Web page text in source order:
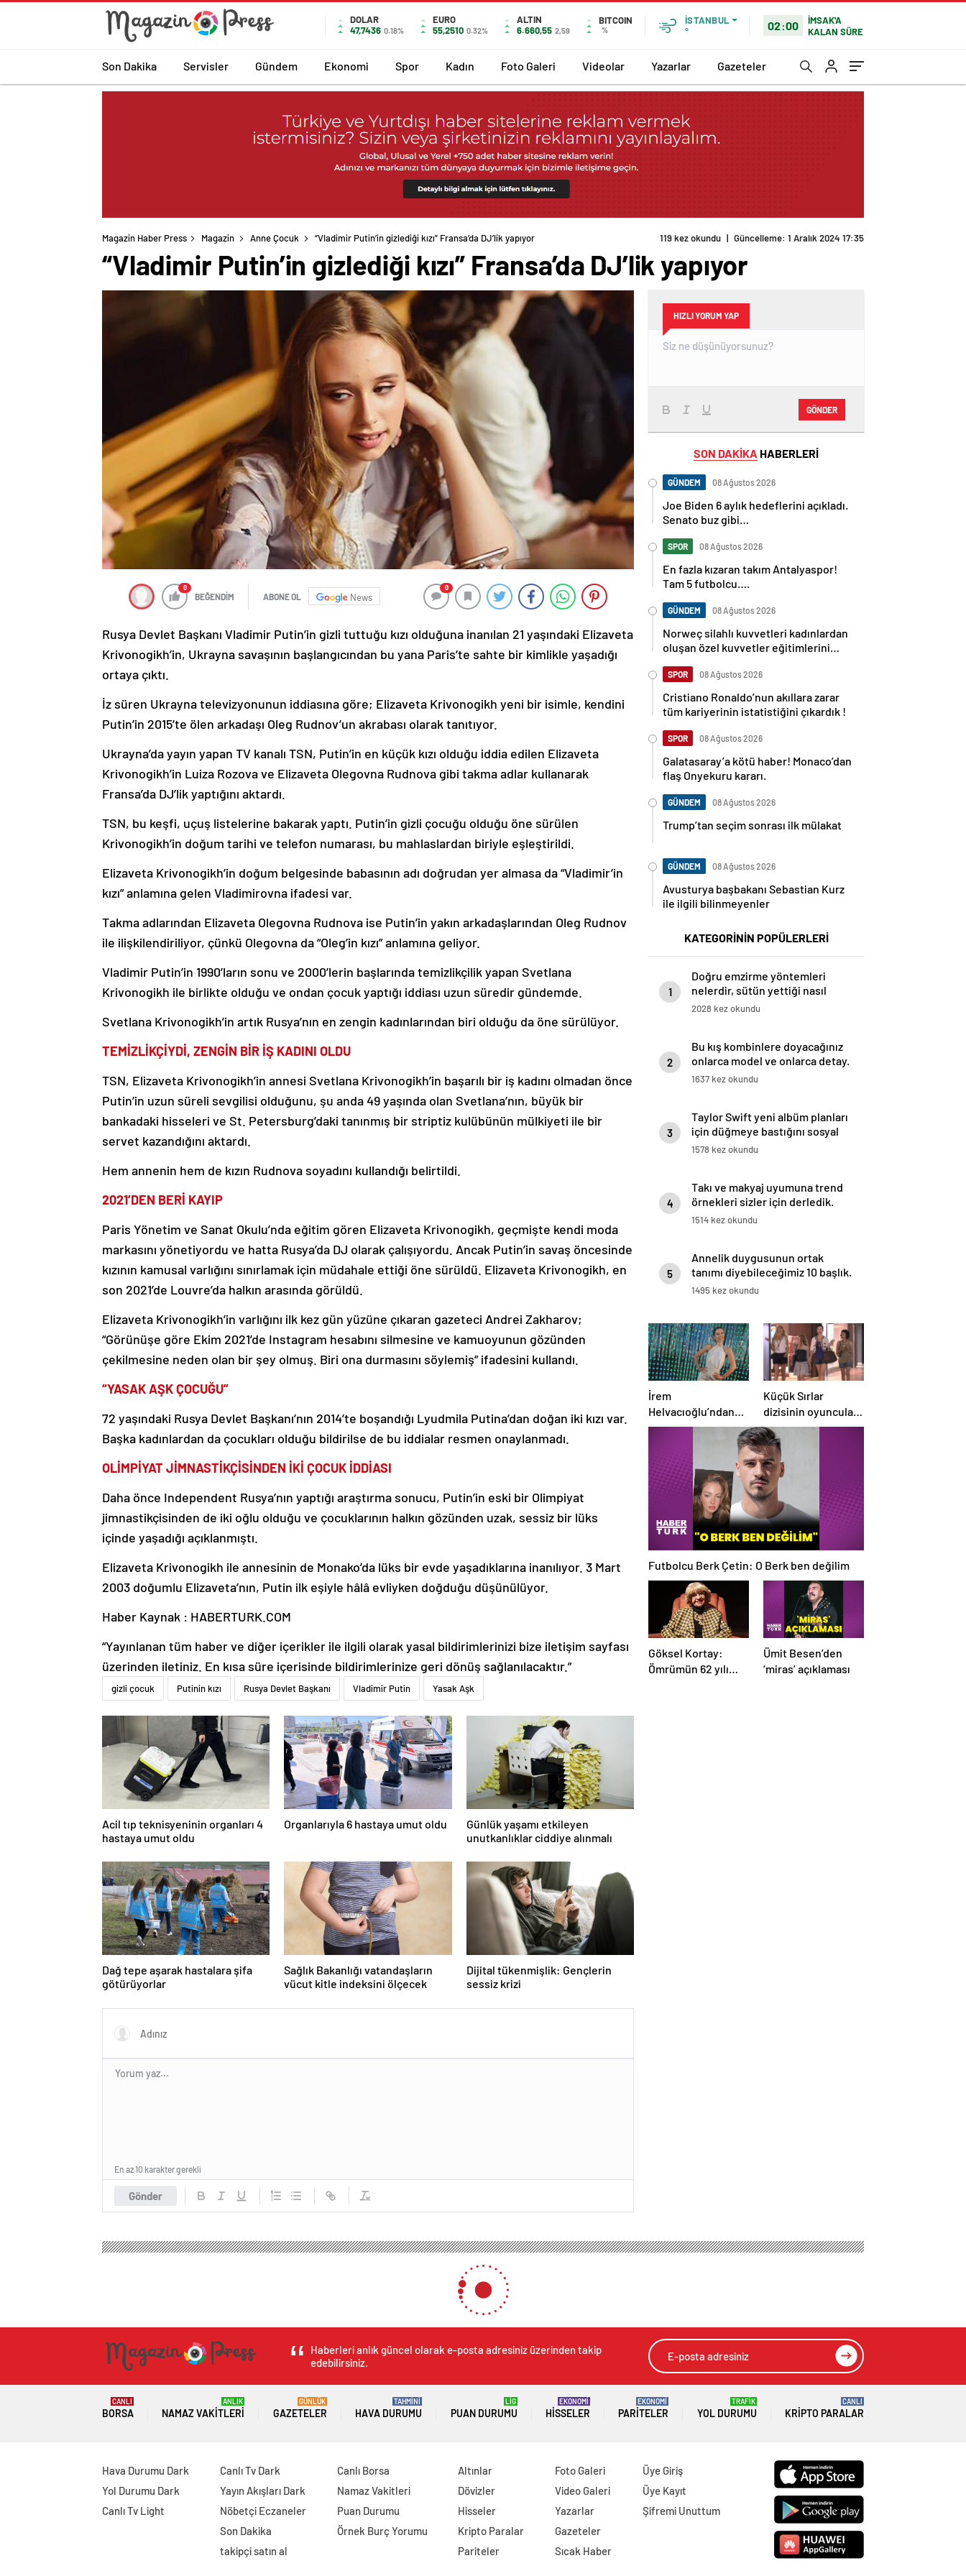
DOLAR
47,7436 0.18%
EURO
55,2510 0.32%
ALTIN
6.660,55 2,59
BITCOIN
%
İSTANBUL
°
02:00
İMSAK'A
KALAN SÜRE
Son Dakika Servisler Gündem Ekonomi Spor Kadın Foto Galeri Videolar Yazarlar Gazeteler
Magazin Haber Press Magazin Anne Çocuk “Vladimir Putin’in gizlediği kızı” Fransa’da DJ’lik yapıyor
“Vladimir Putin’in gizlediği kızı” Fransa’da DJ’lik yapıyor
0
BEĞENDİM ABONE OL News
0
Rusya Devlet Başkanı Vladimir Putin’in gizli tuttuğu kızı olduğuna inanılan 21 yaşındaki Elizaveta
Krivonogikh’in, Ukrayna savaşının başlangıcından bu yana Paris’te sahte bir kimlikle yaşadığı
ortaya çıktı.
İz süren Ukrayna televizyonunun iddiasına göre; Elizaveta Krivonogikh yeni bir isimle, kendini
Putin’in 2015’te ölen arkadaşı Oleg Rudnov’un akrabası olarak tanıtıyor.
Ukrayna’da yayın yapan TV kanalı TSN, Putin’in en küçük kızı olduğu iddia edilen Elizaveta
Krivonogikh’in Luiza Rozova ve Elizaveta Olegovna Rudnova gibi takma adlar kullanarak
Fransa’da DJ’lik yaptığını aktardı.
TSN, bu keşfi, uçuş listelerine bakarak yaptı. Putin’in gizli çocuğu olduğu öne sürülen
Krivonogikh’in doğum tarihi ve telefon numarası, bu mahlaslardan biriyle eşleştirildi.
Elizaveta Krivonogikh’in doğum belgesinde babasının adı doğrudan yer almasa da “Vladimir’in
kızı” anlamına gelen Vladimirovna ifadesi var.
Takma adlarından Elizaveta Olegovna Rudnova ise Putin’in yakın arkadaşlarından Oleg Rudnov
ile ilişkilendiriliyor, çünkü Olegovna da “Oleg’in kızı” anlamına geliyor.
Vladimir Putin’in 1990’ların sonu ve 2000’lerin başlarında temizlikçilik yapan Svetlana
Krivonogikh ile birlikte olduğu ve ondan çocuk yaptığı iddiası uzun süredir gündemde.
Svetlana Krivonogikh’in artık Rusya’nın en zengin kadınlarından biri olduğu da öne sürülüyor.
TEMİZLİKÇİYDİ, ZENGİN BİR İŞ KADINI OLDU
TSN, Elizaveta Krivonogikh’in annesi Svetlana Krivonogikh’in başarılı bir iş kadını olmadan önce
Putin’in uzun süreli sevgilisi olduğunu, şu anda 49 yaşında olan Svetlana’nın, büyük bir
bankadaki hisseleri ve St. Petersburg’daki tanınmış bir striptiz kulübünün mülkiyeti ile bir
servet kazandığını aktardı.
Hem annenin hem de kızın Rudnova soyadını kullandığı belirtildi.
2021’DEN BERİ KAYIP
Paris Yönetim ve Sanat Okulu’nda eğitim gören Elizaveta Krivonogikh, geçmişte kendi moda
markasını yönetiyordu ve hatta Rusya’da DJ olarak çalışıyordu. Ancak Putin’in savaş öncesinde
kızının kamusal varlığını sınırlamak için müdahale ettiği öne sürüldü. Elizaveta Krivonogikh, en
son 2021’de Louvre’da halkın arasında görüldü.
Elizaveta Krivonogikh’in varlığını ilk kez gün yüzüne çıkaran gazeteci Andrei Zakharov;
“Görünüşe göre Ekim 2021’de Instagram hesabını silmesine ve kamuoyunun gözünden
çekilmesine neden olan bir şey olmuş. Biri ona durmasını söylemiş” ifadesini kullandı.
“YASAK AŞK ÇOCUĞU”
72 yaşındaki Rusya Devlet Başkanı’nın 2014’te boşandığı Lyudmila Putina’dan doğan iki kızı var.
Başka kadınlardan da çocukları olduğu bildirilse de bu iddialar resmen onaylanmadı.
OLİMPİYAT JİMNASTİKÇİSİNDEN İKİ ÇOCUK İDDİASI
Daha önce Independent Rusya’nın yaptığı araştırma sonucu, Putin’in eski bir Olimpiyat
jimnastikçisinden de iki oğlu olduğu ve çocuklarının halkın gözünden uzak, sessiz bir lüks
içinde yaşadığı açıklanmıştı.
Elizaveta Krivonogikh ile annesinin de Monako’da lüks bir evde yaşadıklarına inanılıyor. 3 Mart
2003 doğumlu Elizaveta’nın, Putin ilk eşiyle hâlâ evliyken doğduğu düşünülüyor.
Haber Kaynak : HABERTURK.COM
“Yayınlanan tüm haber ve diğer içerikler ile ilgili olarak yasal bildirimlerinizi bize iletişim sayfası
üzerinden iletiniz. En kısa süre içerisinde bildirimlerinize geri dönüş sağlanılacaktır.”
gizli çocuk Putinin kızı Rusya Devlet Başkanı Vladimir Putin Yasak Aşk
Acil tıp teknisyeninin organları 4
hastaya umut oldu
Organlarıyla 6 hastaya umut oldu
Günlük yaşamı etkileyen
unutkanlıklar ciddiye alınmalı
Dağ tepe aşarak hastalara şifa
götürüyorlar
Sağlık Bakanlığı vatandaşların
vücut kitle indeksini ölçecek
Dijital tükenmişlik: Gençlerin
sessiz krizi
Gönder
En az 10 karakter gerekli
HIZLI YORUM YAP
GÖNDER
SON DAKİKA HABERLERİ
GÜNDEM 08 Ağustos 2026
Joe Biden 6 aylık hedeflerini açıkladı.
Senato buz gibi…
SPOR 08 Ağustos 2026
En fazla kızaran takım Antalyaspor!
Tam 5 futbolcu….
GÜNDEM 08 Ağustos 2026
Norweç silahlı kuvvetleri kadınlardan
oluşan özel kuvvetler eğitimlerini
SPOR 08 Ağustos 2026
Cristiano Ronaldo’nun akıllara zarar
tüm kariyerinin istatistiğini çıkardık !
SPOR 08 Ağustos 2026
Galatasaray’a kötü haber! Monaco’dan
flaş Onyekuru kararı.
GÜNDEM 08 Ağustos 2026
Trump’tan seçim sonrası ilk mülakat
GÜNDEM 08 Ağustos 2026
Avusturya başbakanı Sebastian Kurz
ile ilgili bilinmeyenler
KATEGORİNİN POPÜLERLERİ
1
Doğru emzirme yöntemleri
nelerdir, sütün yettiği nasıl
anlaşılır?
2028 kez okundu
2
Bu kış kombinlere doyacağınız
onlarca model ve onlarca detay.
1637 kez okundu
3
Taylor Swift yeni albüm planları
için düğmeye bastığını sosyal
medyadan duyurdu!
1578 kez okundu
4
Takı ve makyaj uyumuna trend
örnekleri sizler için derledik.
1514 kez okundu
5
Annelik duygusunun ortak
tanımı diyebileceğimiz 10 başlık.
1495 kez okundu
İrem
Helvacıoğlu’ndan
müjdeli haber geldi!
Küçük Sırlar
dizisinin oyuncuları
15 yıl sonra bir arada
Futbolcu Berk Çetin: O Berk ben değilim
Göksel Kortay:
Ömrümün 62 yılı
Ümit Besen’den
‘miras’ açıklaması
Kurgu iddialarıyla gündeme gelen MasterChef’te şüphe uyandıran olay
Kurgu iddialarıyla gündeme gelen MasterChef’te şüphe
uyandıran olay
GÖNDER
HABERLERİ